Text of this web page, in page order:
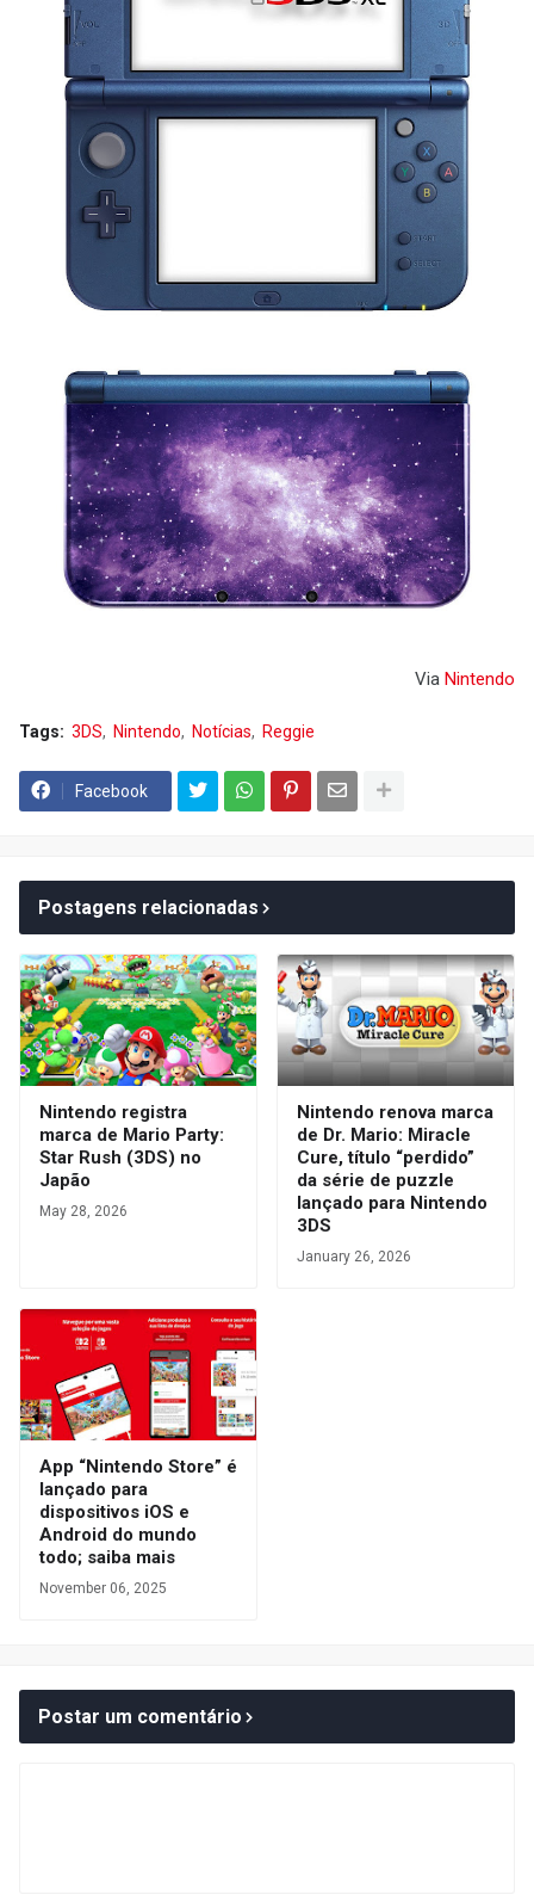
Via Nintendo
Tags: 3DS Nintendo Notícias Reggie
Facebook
Postagens relacionadas
Nintendo registra
marca de Mario Party:
Star Rush (3DS) no
Japão
May 28, 2026
Nintendo renova marca
de Dr. Mario: Miracle
Cure, título “perdido”
da série de puzzle
lançado para Nintendo
3DS
January 26, 2026
App “Nintendo Store” é
lançado para
dispositivos iOS e
Android do mundo
todo; saiba mais
November 06, 2025
Postar um comentário